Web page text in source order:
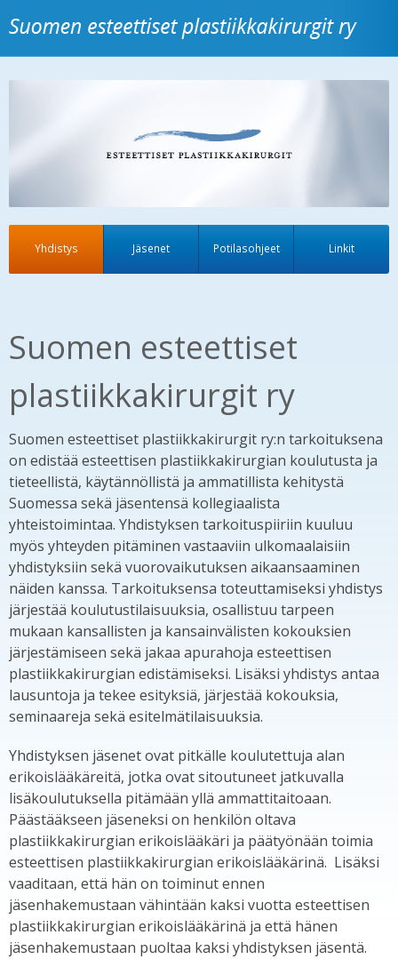
Yhdistys Jäsenet Potilasohjeet Linkit
Suomen esteettiset
plastiikkakirurgit ry
Suomen esteettiset plastiikkakirurgit ry:n tarkoituksena
on edistää esteettisen plastiikkakirurgian koulutusta ja
tieteellistä, käytännöllistä ja ammatillista kehitystä
Suomessa sekä jäsentensä kollegiaalista
yhteistoimintaa. Yhdistyksen tarkoituspiiriin kuuluu
myös yhteyden pitäminen vastaaviin ulkomaalaisiin
yhdistyksiin sekä vuorovaikutuksen aikaansaaminen
näiden kanssa. Tarkoituksensa toteuttamiseksi yhdistys
järjestää koulutustilaisuuksia, osallistuu tarpeen
mukaan kansallisten ja kansainvälisten kokouksien
järjestämiseen sekä jakaa apurahoja esteettisen
plastiikkakirurgian edistämiseksi. Lisäksi yhdistys antaa
lausuntoja ja tekee esityksiä, järjestää kokouksia,
seminaareja sekä esitelmätilaisuuksia.
Yhdistyksen jäsenet ovat pitkälle koulutettuja alan
erikoislääkäreitä, jotka ovat sitoutuneet jatkuvalla
lisäkoulutuksella pitämään yllä ammattitaitoaan.
Päästääkseen jäseneksi on henkilön oltava
plastiikkakirurgian erikoislääkäri ja päätyönään toimia
esteettisen plastiikkakirurgian erikoislääkärinä. Lisäksi
vaaditaan, että hän on toiminut ennen
jäsenhakemustaan vähintään kaksi vuotta esteettisen
plastiikkakirurgian erikoislääkärinä ja että hänen
jäsenhakemustaan puoltaa kaksi yhdistyksen jäsentä.